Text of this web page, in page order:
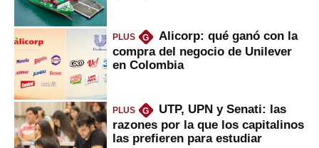
PLUS G
Alicorp: qué ganó con la
compra del negocio de Unilever
en Colombia
PLUS G
UTP, UPN y Senati: las
razones por la que los capitalinos
las prefieren para estudiar